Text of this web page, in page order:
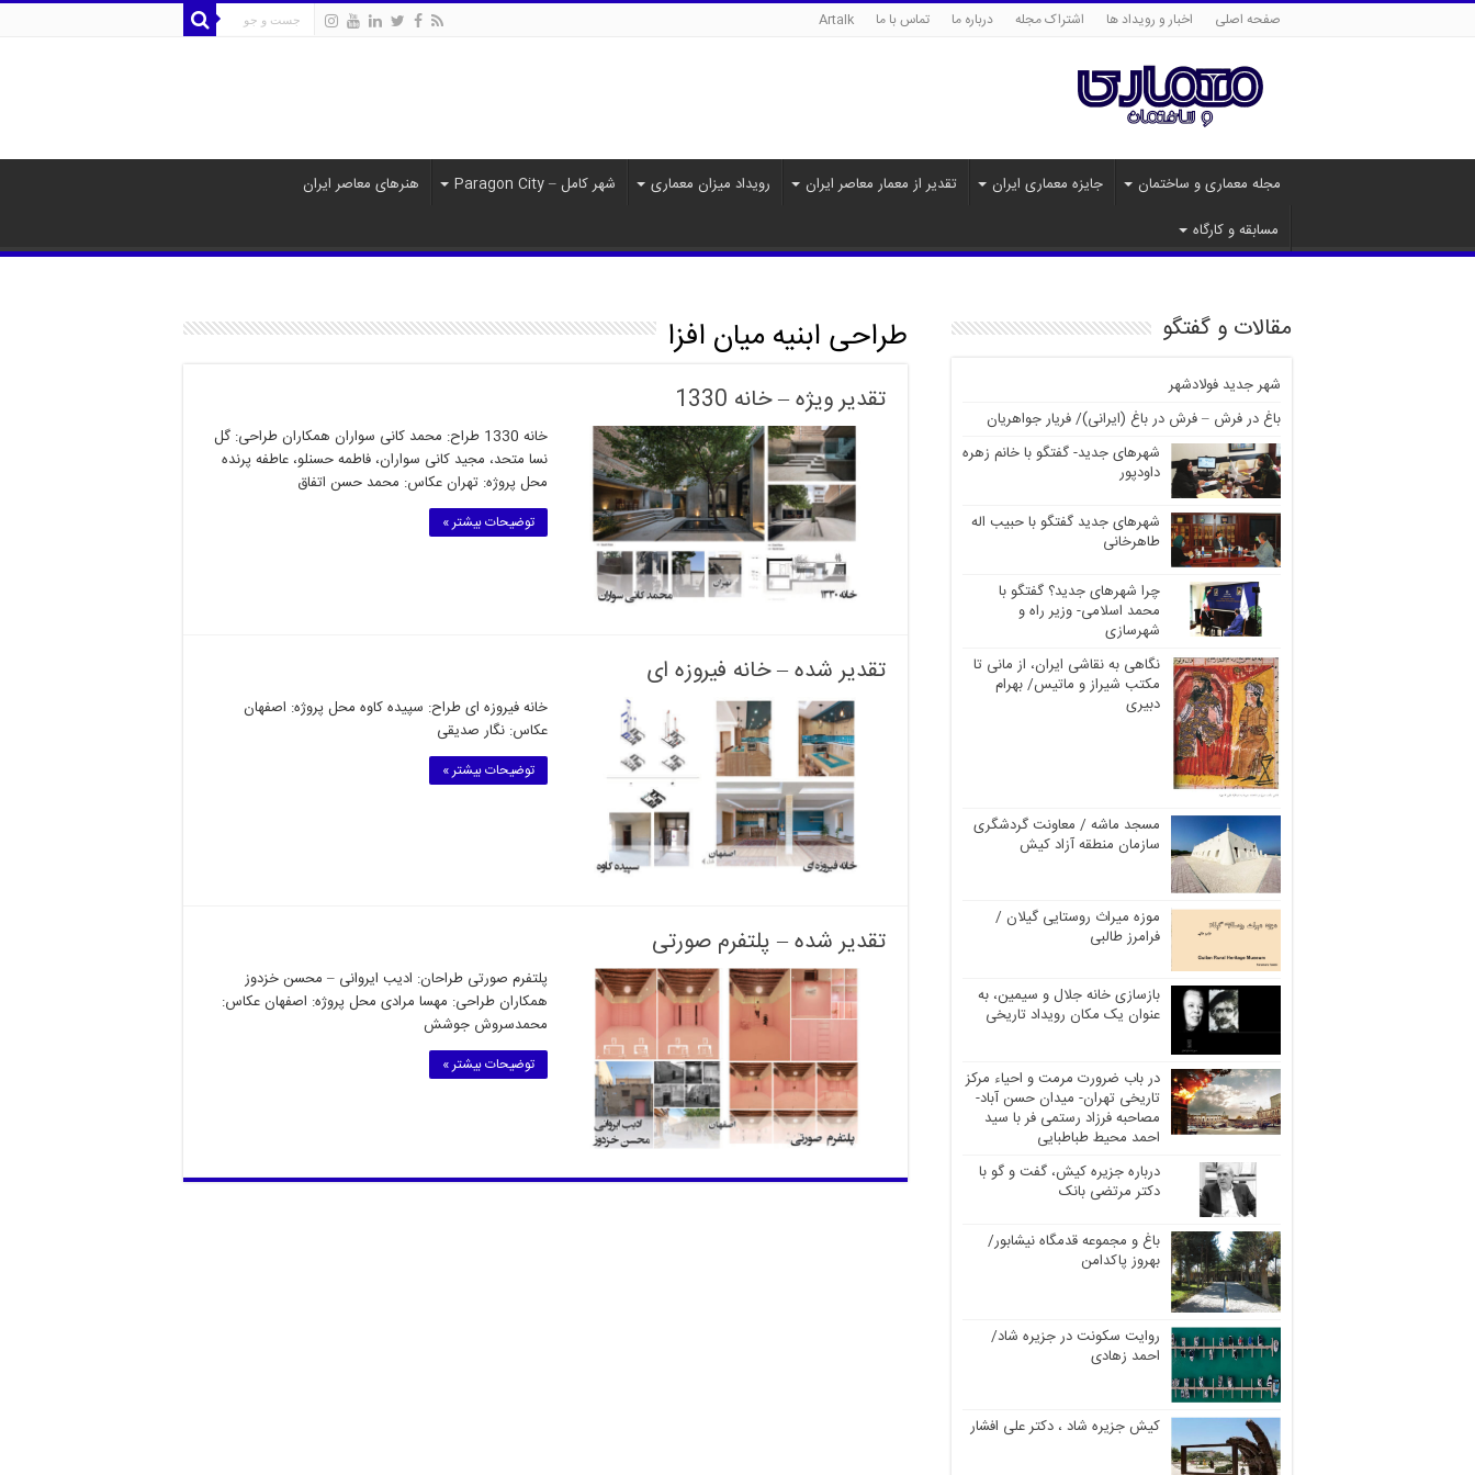
صفحه اصلی اخبار و رویداد ها اشتراک مجله درباره ما تماس با ما Artalk
مجله معماری و ساختمان جایزه معماری ایران تقدیر از معمار معاصر ایران رویداد میزان معماری شهر کامل – Paragon City
هنرهای معاصر ایران
مسابقه و کارگاه
طراحی ابنیه میان افزا
تقدیر ویژه – خانه 1330
خانه 1330 طراح: محمد کانی سواران همکاران طراحی: گل
نسا متحد، مجید کانی سواران، فاطمه حسنلو، عاطفه پرنده
محل پروژه: تهران عکاس: محمد حسن اتفاق
توضیحات بیشتر »
تقدیر شده – خانه فیروزه ای
خانه فیروزه ای طراح: سپیده کاوه محل پروژه: اصفهان
عکاس: نگار صدیقی
توضیحات بیشتر »
تقدیر شده – پلتفرم صورتی
پلتفرم صورتی طراحان: ادیب ایروانی – محسن خزدوز
همکاران طراحی: مهسا مرادی محل پروژه: اصفهان عکاس:
محمدسروش جوشش
توضیحات بیشتر »
مقالات و گفتگو
شهر جدید فولادشهر
باغ در فرش – فرش در باغ (ایرانی)/ فریار جواهریان
شهرهای جدید- گفتگو با خانم زهره
داودپور
شهرهای جدید گفتگو با حبیب اله
طاهرخانی
چرا شهرهای جدید؟ گفتگو با
محمد اسلامی- وزیر راه و
شهرسازی
نگاهی به نقاشی ایران، از مانی تا
مکتب شیراز و ماتیس/ بهرام
دبیری
مسجد ماشه / معاونت گردشگری
سازمان منطقه آزاد کیش
موزه میراث روستایی گیلان /
فرامرز طالبی
بازسازی خانه جلال و سیمین، به
عنوان یک مکان رویداد تاریخی
در باب ضرورت مرمت و احیاء مرکز
تاریخی تهران- میدان حسن آباد-
مصاحبه فرزاد رستمی فر با سید
احمد محیط طباطبایی
درباره جزیره کیش، گفت و گو با
دکتر مرتضی بانک
باغ و مجموعه قدمگاه نیشابور/
بهروز پاکدامن
روایت سکونت در جزیره شاد/
احمد زهادی
کیش جزیره شاد ، دکتر علی افشار